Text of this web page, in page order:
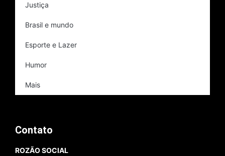
Justiça
Brasil e mundo
Esporte e Lazer
Humor
Mais
Contato
ROZÃO SOCIAL